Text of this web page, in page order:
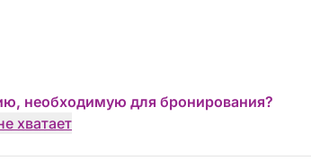
необходимую для бронирования?
хватает